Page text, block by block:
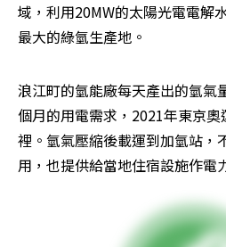
域，利用20MW的太陽光電電解
最大的綠氫生產地。
浪江町的氫能廠每天產出的氫氣
個月的用電需求，2021年東京
裡。氫氣壓縮後載運到加氫站，
用，也提供給當地住宿設施作電